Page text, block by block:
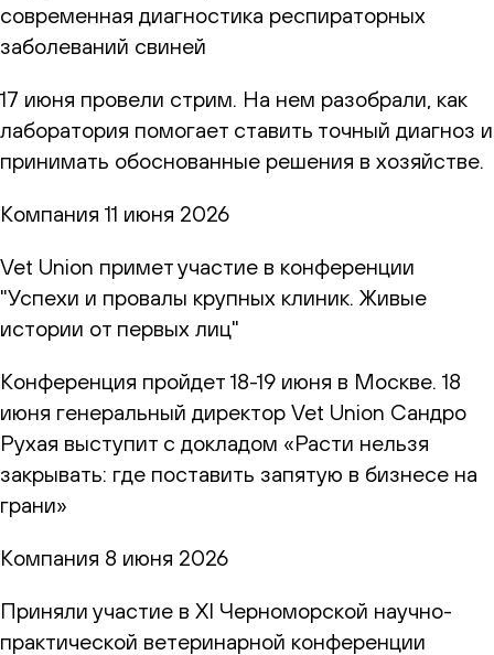
современная диагностика респираторных
заболеваний свиней
17 июня провели стрим. На нем разобрали, как
лаборатория помогает ставить точный диагноз и
принимать обоснованные решения в хозяйстве.
Компания 11 июня 2026
Vet Union примет участие в конференции
"Успехи и провалы крупных клиник. Живые
истории от первых лиц"
Конференция пройдет 18-19 июня в Москве. 18
июня генеральный директор Vet Union Сандро
Рухая выступит с докладом «Расти нельзя
закрывать: где поставить запятую в бизнесе на
грани»
Компания 8 июня 2026
Приняли участие в XI Черноморской научно-
практической ветеринарной конференции